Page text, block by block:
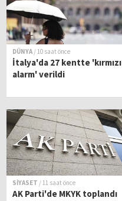
DÜNYA / 10 saat önce
İtalya'da 27 kentte 'kırmızı
alarm' verildi
SİYASET / 11 saat önce
AK Parti'de MKYK toplandı